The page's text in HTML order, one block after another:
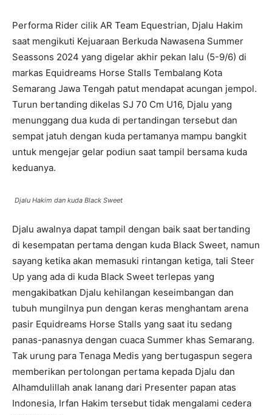
Performa Rider cilik AR Team Equestrian, Djalu Hakim
saat mengikuti Kejuaraan Berkuda Nawasena Summer
Seassons 2024 yang digelar akhir pekan lalu (5-9/6) di
markas Equidreams Horse Stalls Tembalang Kota
Semarang Jawa Tengah patut mendapat acungan jempol.
Turun bertanding dikelas SJ 70 Cm U16, Djalu yang
menunggang dua kuda di pertandingan tersebut dan
sempat jatuh dengan kuda pertamanya mampu bangkit
untuk mengejar gelar podiun saat tampil bersama kuda
keduanya.
Djalu Hakim dan kuda Black Sweet
Djalu awalnya dapat tampil dengan baik saat bertanding
di kesempatan pertama dengan kuda Black Sweet, namun
sayang ketika akan memasuki rintangan ketiga, tali Steer
Up yang ada di kuda Black Sweet terlepas yang
mengakibatkan Djalu kehilangan keseimbangan dan
tubuh mungilnya pun dengan keras menghantam arena
pasir Equidreams Horse Stalls yang saat itu sedang
panas-panasnya dengan cuaca Summer khas Semarang.
Tak urung para Tenaga Medis yang bertugaspun segera
memberikan pertolongan pertama kepada Djalu dan
Alhamdulillah anak lanang dari Presenter papan atas
Indonesia, Irfan Hakim tersebut tidak mengalami cedera